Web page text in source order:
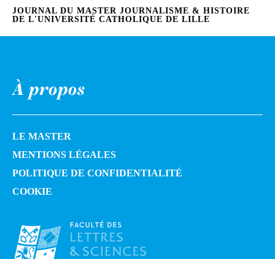
JOURNAL DU MASTER JOURNALISME & HISTOIRE
DE L'UNIVERSITÉ CATHOLIQUE DE LILLE
À propos
LE MASTER
MENTIONS LÉGALES
POLITIQUE DE CONFIDENTIALITÉ
COOKIE